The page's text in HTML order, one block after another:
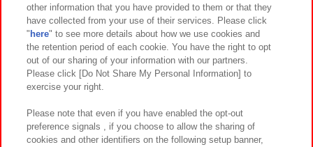
関連会社 サステナビリティ サイトポリシー
プライバシーポリシー ウェブアクセシビリティ方針と検証結果
お取引先さまとともに
カスタマーハラスメント対応方針 よくあるご質問・お問い合わせ
other information that you have provided to them or that they
have collected from your use of their services. Please click
" here" to see more details about how we use cookies and
the retention period of each cookie. You have the right to opt
out of our sharing of your information with our partners.
Please click [Do Not Share My Personal Information] to
exercise your right.
Please note that even if you have enabled the opt-out
preference signals , if you choose to allow the sharing of
cookies and other identifiers on the following setup banner,